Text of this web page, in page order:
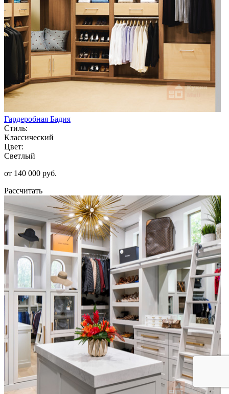
Гардеробная Бадия
Стиль:
Классический
Цвет:
Светлый
от 140 000 руб.
Рассчитать